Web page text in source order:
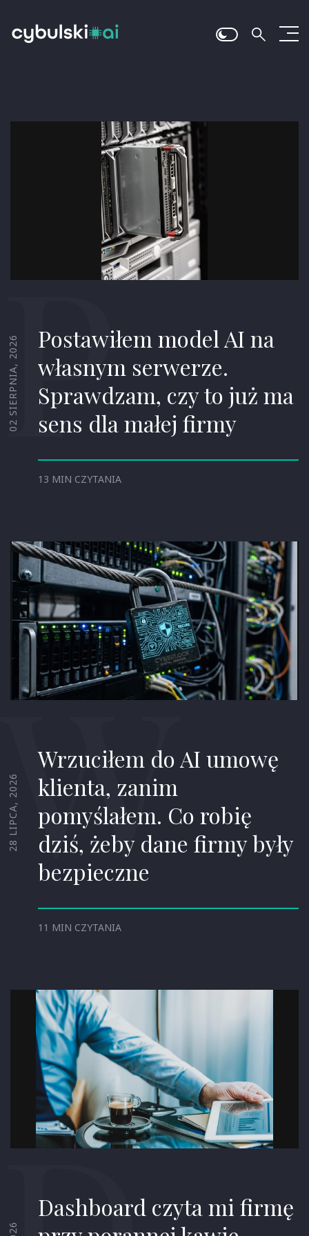
02 SIERPNIA, 2026
P
Postawiłem model AI na
własnym serwerze.
Sprawdzam, czy to już ma
sens dla małej firmy
13 MIN CZYTANIA
28 LIPCA, 2026
W
Wrzuciłem do AI umowę
klienta, zanim
pomyślałem. Co robię
dziś, żeby dane firmy były
bezpieczne
11 MIN CZYTANIA
Dashboard czyta mi firmę